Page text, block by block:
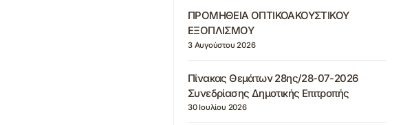
ΠΡΟΜΗΘΕΙΑ ΟΠΤΙΚΟΑΚΟΥΣΤΙΚΟΥ
ΕΞΟΠΛΙΣΜΟΥ
3 Αυγούστου 2026
Πίνακας Θεμάτων 28ης/28-07-2026
Συνεδρίασης Δημοτικής Επιτροπής
30 Ιουλίου 2026